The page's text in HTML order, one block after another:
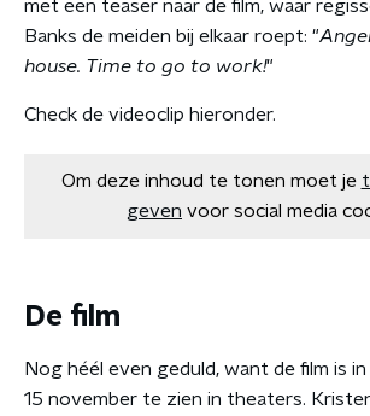
met een teaser naar de film, waar
Banks de meiden bij elkaar roept: "
house. Time to go to work!"
Check de videoclip hieronder.
Om deze inhoud te tonen moet je
geven voor social media
De film
Nog héél even geduld, want de film is
15 november te zien in theaters.